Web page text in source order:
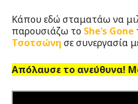
Κάπου εδώ σταματάω να
παρουσιάζω το She’s Gone
Τσοτσώνη σε συνεργασία
Απόλαυσε το ανεύθυνα!